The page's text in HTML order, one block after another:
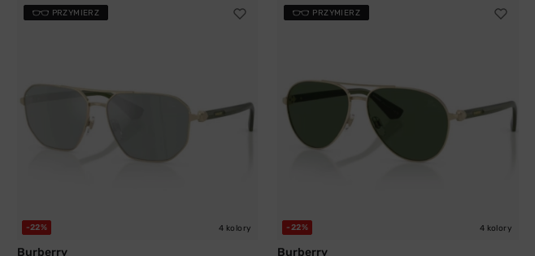
PRZYMIERZ
-22% 4 kolory
Burberry
PRZYMIERZ
-22% 4 kolory
Burberry